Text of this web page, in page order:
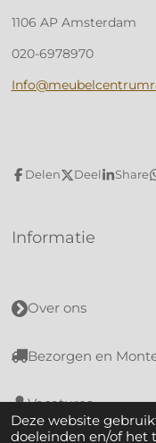
Deze website
doeleinden en/of het
1106 AP Amsterdam
020-6978970
Delen Deel Share
Informatie
Over ons
Bezorgen en
Vacatures